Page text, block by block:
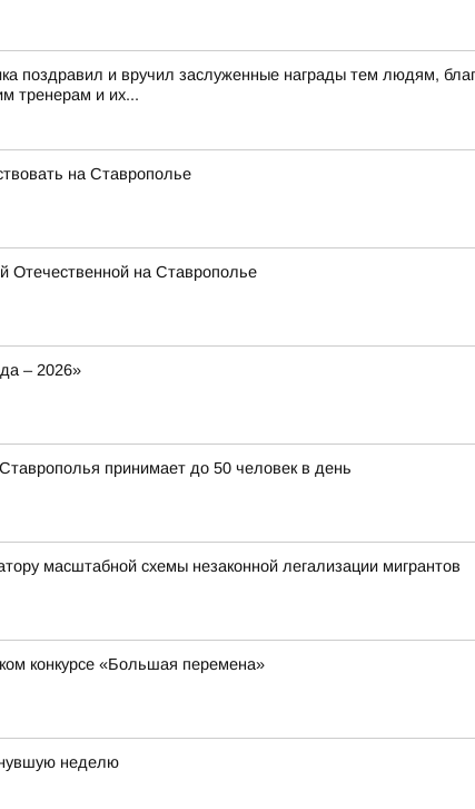
поздравил и вручил заслуженные награды тем людям,
тренерам и их...
на Ставрополье
Отечественной на Ставрополье
– 2026»
принимает до 50 человек в день
масштабной схемы незаконной легализации мигрантов
конкурсе «Большая перемена»
неделю